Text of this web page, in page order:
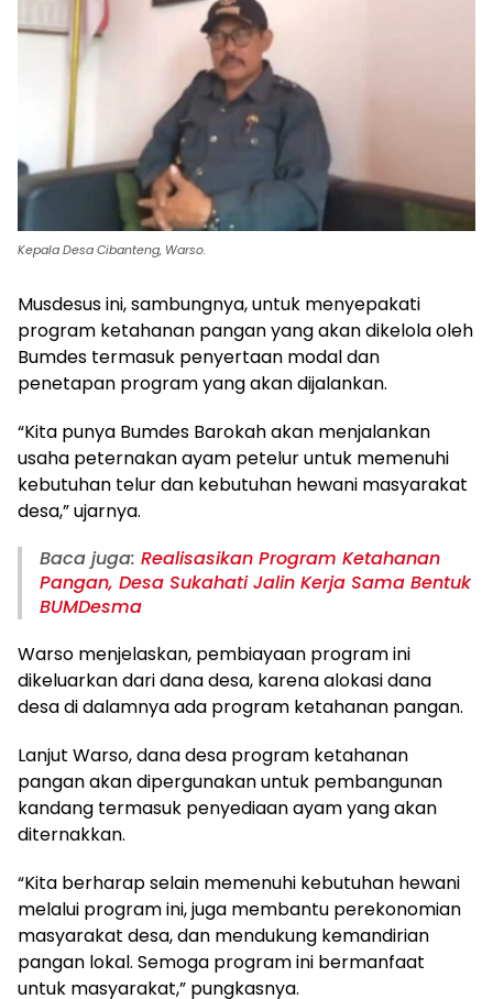
Kepala Desa Cibanteng, Warso.
Musdesus ini, sambungnya, untuk menyepakati
program ketahanan pangan yang akan dikelola oleh
Bumdes termasuk penyertaan modal dan
penetapan program yang akan dijalankan.
“Kita punya Bumdes Barokah akan menjalankan
usaha peternakan ayam petelur untuk memenuhi
kebutuhan telur dan kebutuhan hewani masyarakat
desa,” ujarnya.
Baca juga: Realisasikan Program Ketahanan
Pangan, Desa Sukahati Jalin Kerja Sama Bentuk
BUMDesma
Warso menjelaskan, pembiayaan program ini
dikeluarkan dari dana desa, karena alokasi dana
desa di dalamnya ada program ketahanan pangan.
Lanjut Warso, dana desa program ketahanan
pangan akan dipergunakan untuk pembangunan
kandang termasuk penyediaan ayam yang akan
diternakkan.
“Kita berharap selain memenuhi kebutuhan hewani
melalui program ini, juga membantu perekonomian
masyarakat desa, dan mendukung kemandirian
pangan lokal. Semoga program ini bermanfaat
untuk masyarakat,” pungkasnya.